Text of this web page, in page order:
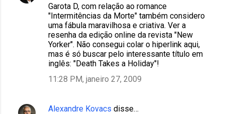
Garota D, com relação ao romance
"Intermitências da Morte" também considero
uma fábula maravilhosa e criativa. Ver a
resenha da edição online da revista "New
Yorker". Não consegui colar o hiperlink aqui,
mas é só buscar pelo interessante título em
inglês: "Death Takes a Holiday"!
11:28 PM, janeiro 27, 2009
Alexandre Kovacs disse…